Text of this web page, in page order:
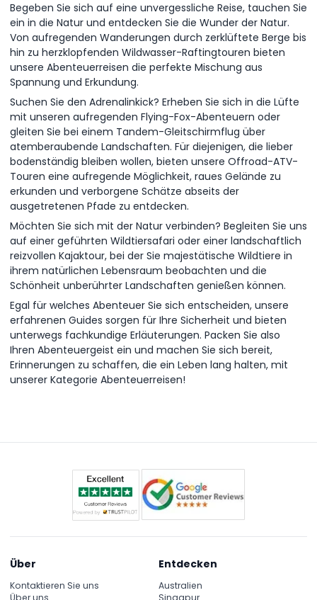
Begeben Sie sich auf eine unvergessliche Reise, tauchen Sie
ein in die Natur und entdecken Sie die Wunder der Natur.
Von aufregenden Wanderungen durch zerklüftete Berge bis
hin zu herzklopfenden Wildwasser-Raftingtouren bieten
unsere Abenteuerreisen die perfekte Mischung aus
Spannung und Erkundung.
Suchen Sie den Adrenalinkick? Erheben Sie sich in die Lüfte
mit unseren aufregenden Flying-Fox-Abenteuern oder
gleiten Sie bei einem Tandem-Gleitschirmflug über
atemberaubende Landschaften. Für diejenigen, die lieber
bodenständig bleiben wollen, bieten unsere Offroad-ATV-
Touren eine aufregende Möglichkeit, raues Gelände zu
erkunden und verborgene Schätze abseits der
ausgetretenen Pfade zu entdecken.
Möchten Sie sich mit der Natur verbinden? Begleiten Sie uns
auf einer geführten Wildtiersafari oder einer landschaftlich
reizvollen Kajaktour, bei der Sie majestätische Wildtiere in
ihrem natürlichen Lebensraum beobachten und die
Schönheit unberührter Landschaften genießen können.
Egal für welches Abenteuer Sie sich entscheiden, unsere
erfahrenen Guides sorgen für Ihre Sicherheit und bieten
unterwegs fachkundige Erläuterungen. Packen Sie also
Ihren Abenteuergeist ein und machen Sie sich bereit,
Erinnerungen zu schaffen, die ein Leben lang halten, mit
unserer Kategorie Abenteuerreisen!
Über
Kontaktieren Sie uns
Über uns
Entdecken
Australien
Singapur